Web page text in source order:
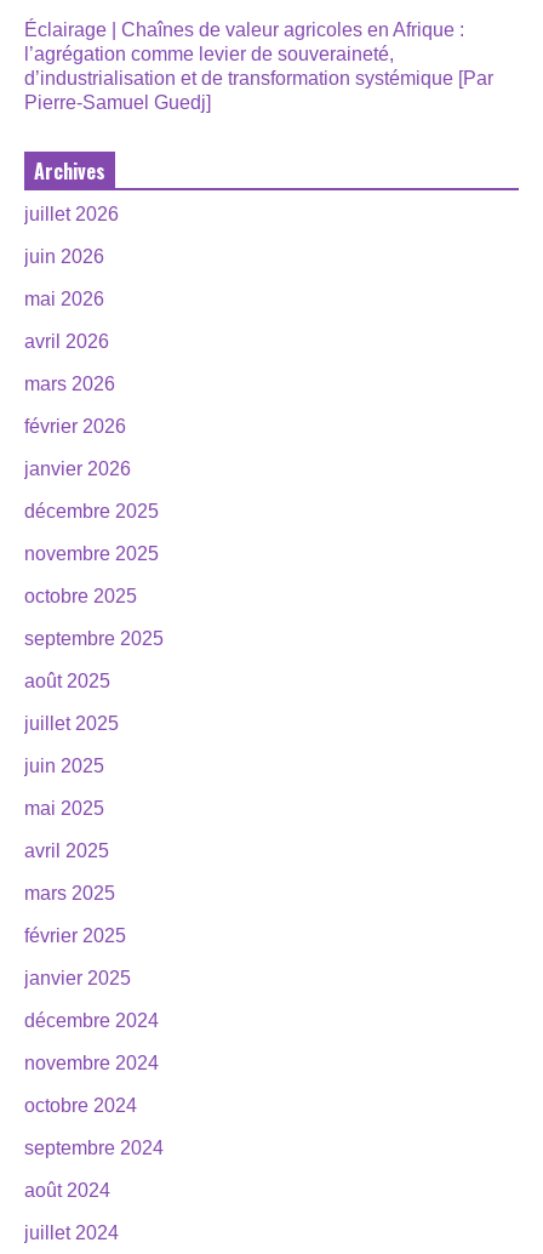
Éclairage | Chaînes de valeur agricoles en Afrique :
l’agrégation comme levier de souveraineté,
d’industrialisation et de transformation systémique [Par
Pierre-Samuel Guedj]
Archives
juillet 2026
juin 2026
mai 2026
avril 2026
mars 2026
février 2026
janvier 2026
décembre 2025
novembre 2025
octobre 2025
septembre 2025
août 2025
juillet 2025
juin 2025
mai 2025
avril 2025
mars 2025
février 2025
janvier 2025
décembre 2024
novembre 2024
octobre 2024
septembre 2024
août 2024
juillet 2024